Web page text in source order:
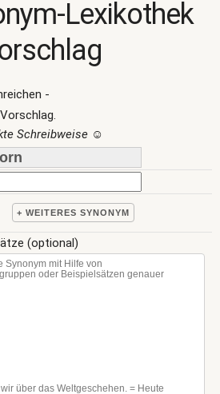
Lexikothek
-
Schreibweise ☺
+ WEITERES SYNONYM
(optional)